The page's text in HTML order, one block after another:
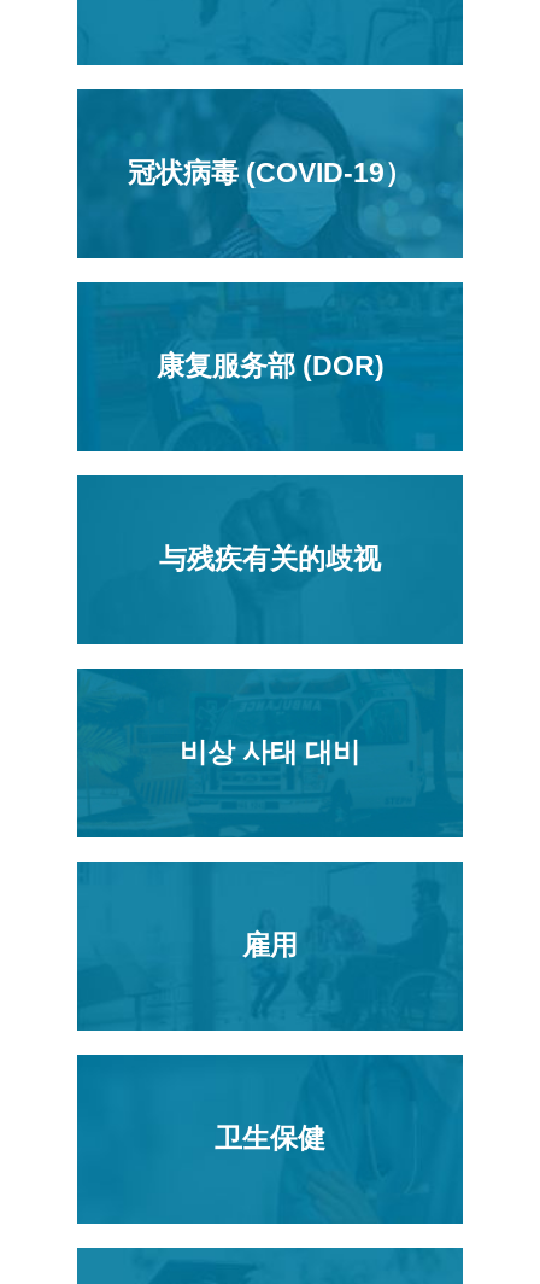
冠状病毒 (COVID-19）
康复服务部 (DOR)
与残疾有关的歧视
비상 사태 대비
雇用
卫生保健